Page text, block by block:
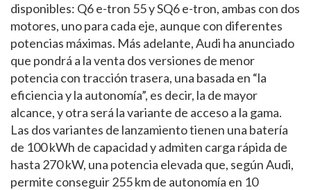
disponibles: Q6 e-tron 55 y SQ6 e-tron, ambas con dos
motores, uno para cada eje, aunque con diferentes
potencias máximas. Más adelante, Audi ha anunciado
que pondrá a la venta dos versiones de menor
potencia con tracción trasera, una basada en “la
eficiencia y la autonomía”, es decir, la de mayor
alcance, y otra será la variante de acceso a la gama.
Las dos variantes de lanzamiento tienen una batería
de 100 kWh de capacidad y admiten carga rápida de
hasta 270 kW, una potencia elevada que, según Audi,
permite conseguir 255 km de autonomía en 10